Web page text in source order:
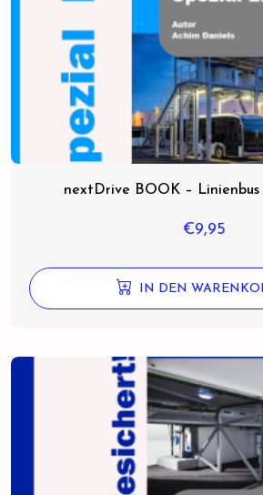
nextDrive BOOK – Linienbus
€9,95
IN DEN